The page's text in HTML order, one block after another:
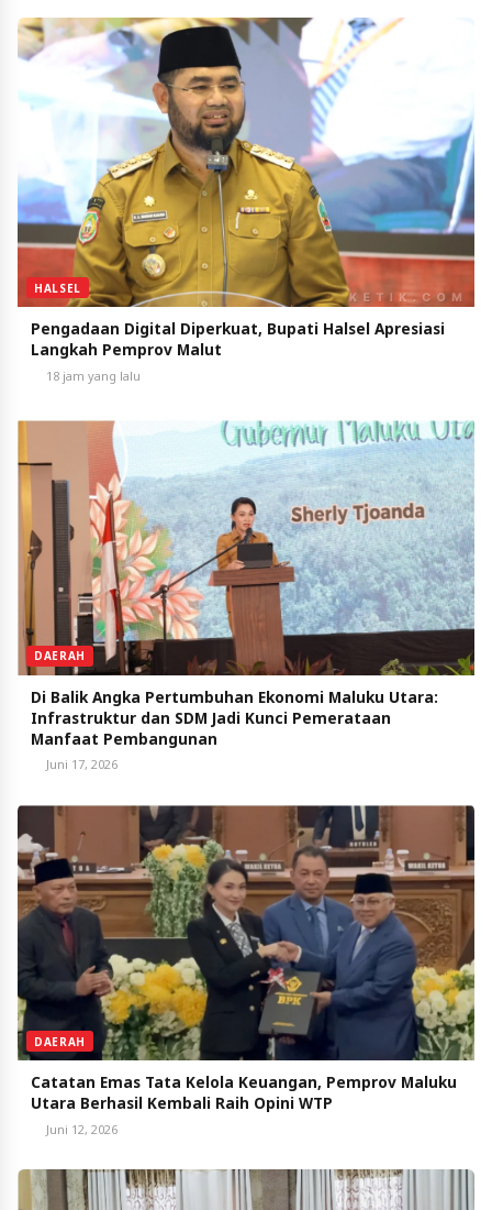
HALSEL
Pengadaan Digital Diperkuat, Bupati Halsel Apresiasi
Langkah Pemprov Malut
18 jam yang lalu
DAERAH
Di Balik Angka Pertumbuhan Ekonomi Maluku Utara:
Infrastruktur dan SDM Jadi Kunci Pemerataan
Manfaat Pembangunan
Juni 17, 2026
DAERAH
Catatan Emas Tata Kelola Keuangan, Pemprov Maluku
Juni 12, 2026